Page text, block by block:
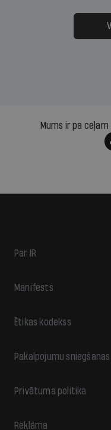
Mums ir pa
Par IR
Manifests
Ētikas kodekss
Pakalpojumu
Privātuma politika
Reklāma